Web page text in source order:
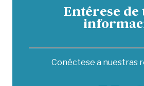
Entérese de
Conéctese a nuestras